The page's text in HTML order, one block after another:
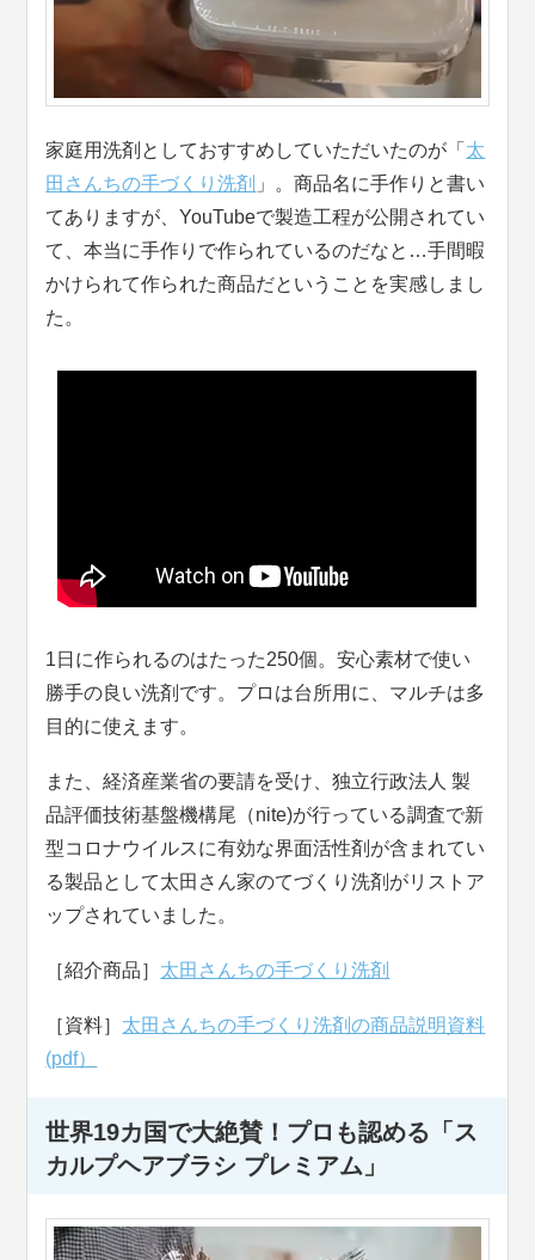
家庭用洗剤としておすすめしていただいたのが「 太
田さんちの手づくり洗剤 」。商品名に手作りと書い
てありますが、YouTubeで製造工程が公開されてい
て、本当に手作りで作られているのだなと…手間暇
かけられて作られた商品だということを実感しまし
た。
1日に作られるのはたった250個。安心素材で使い
勝手の良い洗剤です。プロは台所用に、マルチは多
目的に使えます。
また、経済産業省の要請を受け、独立行政法人 製
品評価技術基盤機構尾（nite)が行っている調査で新
型コロナウイルスに有効な界面活性剤が含まれてい
る製品として太田さん家のてづくり洗剤がリストア
ップされていました。
［紹介商品］ 太田さんちの手づくり洗剤
［資料］ 太田さんちの手づくり洗剤の商品説明資料
(pdf）
世界19カ国で大絶賛！プロも認める「ス
カルプヘアブラシ プレミアム」